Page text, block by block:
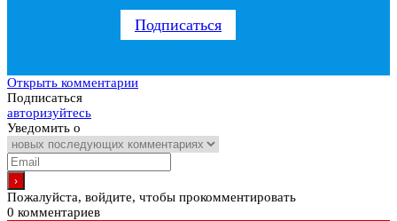
Подписаться
Открыть комментарии
Подписаться
авторизуйтесь
Уведомить о
Пожалуйста, войдите, чтобы прокомментировать
0 комментариев